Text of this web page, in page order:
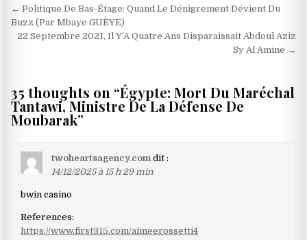
Navigation
de
l’article
← Politique De Bas-Étage: Quand Le Dénigrement Dévient Du
Buzz (Par Mbaye GUÈYE)
22 Septembre 2021, Il Y’A Quatre Ans Disparaissait Abdoul Aziz
Sy Al Amine →
35 thoughts on “Égypte: Mort Du Maréchal
Tantawi, Ministre De La Défense De
Moubarak”
twoheartsagency.com dit :
14/12/2025 à 15 h 29 min
bwin casino
References:
https://www.first315.com/aimeerossetti4